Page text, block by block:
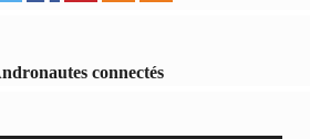
connectés